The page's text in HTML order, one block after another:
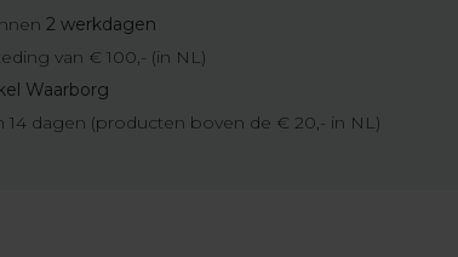
2 werkdagen
van € 100,- (in NL)
Waarborg
14 dagen (producten boven de € 20,- in NL)